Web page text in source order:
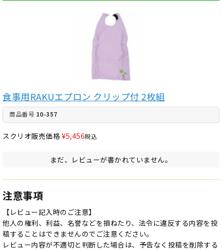
食事用RAKUエプロン クリップ付 2枚組
商品番号 10-357
スクリオ販売価格 ¥5,456税込
まだ、レビューが書かれていません。
注意事項
【レビュー記入時のご注意】
他人の権利、利益、名誉などを損ねたり、法令に違反する内容を投
稿することはできませんのでご注意ください。
レビュー内容が不適切と判断した場合は、予告なく投稿を削除する